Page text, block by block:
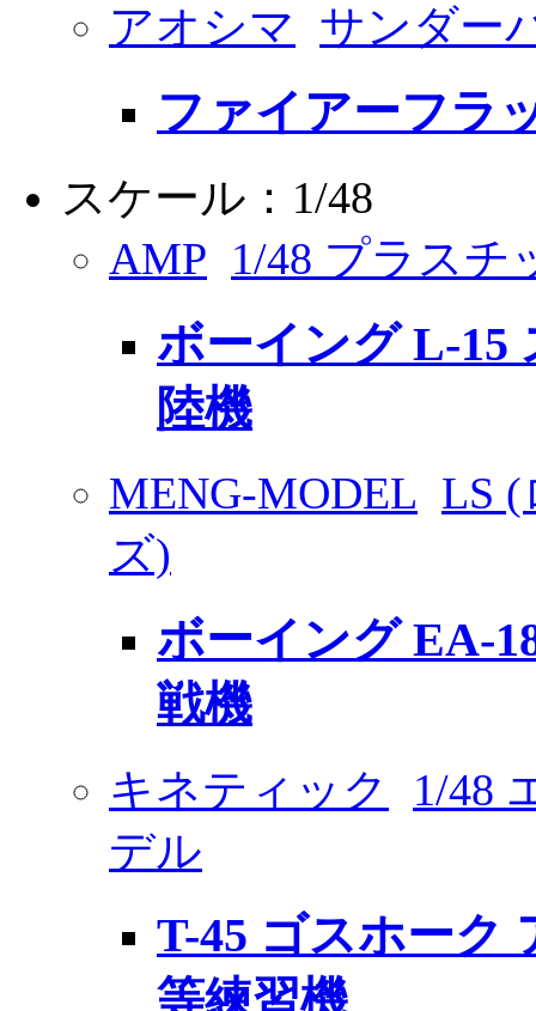
アオシマ サンダー
ファイアーフラ
スケール：1/48
AMP 1/48 プラスチ
ボーイング L-15
陸機
MENG-MODEL LS
ズ)
ボーイング EA-
戦機
キネティック
1/48
デル
T-45 ゴスホーク